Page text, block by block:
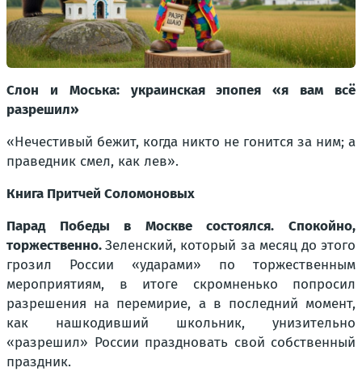
Слон и Моська: украинская эпопея «я вам всё
разрешил»
«Нечестивый бежит, когда никто не гонится за ним; а
праведник смел, как лев».
Книга Притчей Соломоновых
Парад Победы в Москве состоялся. Спокойно,
торжественно.Зеленский, который за месяц до этого
грозил России «ударами» по торжественным
мероприятиям, в итоге скромненько попросил
разрешения на перемирие, а в последний момент,
как нашкодивший школьник, унизительно
«разрешил» России праздновать свой собственный
праздник.